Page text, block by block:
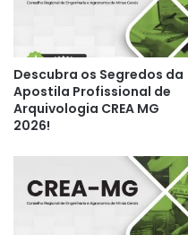
Descubra os Segredos da
Apostila Profissional de
Arquivologia CREA MG
2026!